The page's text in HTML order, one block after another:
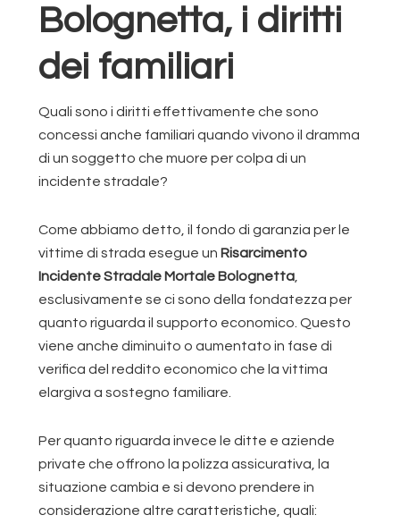
Bolognetta, i diritti
dei familiari
Quali sono i diritti effettivamente che sono
concessi anche familiari quando vivono il dramma
di un soggetto che muore per colpa di un
incidente stradale?
Come abbiamo detto, il fondo di garanzia per le
vittime di strada esegue un Risarcimento
Incidente Stradale Mortale Bolognetta
esclusivamente se ci sono della fondatezza per
quanto riguarda il supporto economico. Questo
viene anche diminuito o aumentato in fase di
verifica del reddito economico che la vittima
elargiva a sostegno familiare.
Per quanto riguarda invece le ditte e aziende
private che offrono la polizza assicurativa, la
situazione cambia e si devono prendere in
considerazione altre caratteristiche, quali: